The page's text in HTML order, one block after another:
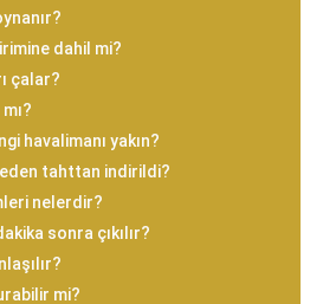
dahil mi?
çalar?
havalimanı yakın?
tahttan indirildi?
nelerdir?
sonra çıkılır?
mi?